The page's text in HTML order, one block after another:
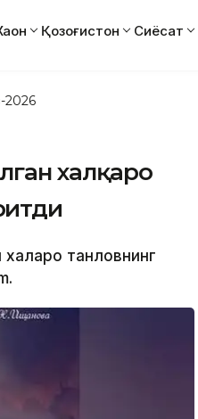
Қозоғистон Сиёсат
2026
халқаро
танловнинг